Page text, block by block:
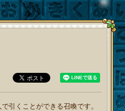
引くことができる召喚です。